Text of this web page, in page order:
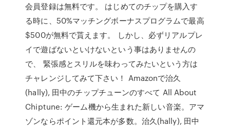
会員登録は無料です。 はじめてのチップを購入す
る時に、50%マッチングボーナスプログラムで最高
$500が無料で貰えます。 しかし、必ずリアルプレ
イで遊ばないといけないという事はありませんの
で、 緊張感とスリルを味わってみたいという方は
チャレンジしてみて下さい！ Amazonで治久
(hally), 田中のチップチューンのすべて All About
Chiptune: ゲーム機から生まれた新しい音楽。アマ
ゾンならポイント還元本が多数。治久(hally), 田中